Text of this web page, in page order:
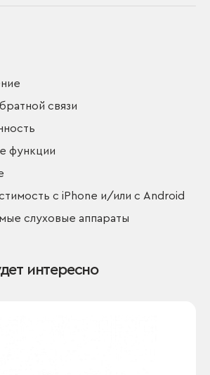
связи
функции
с iPhone и/или с Android
слуховые аппараты
интересно